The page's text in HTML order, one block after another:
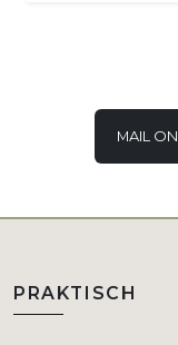
MAIL
PRAKTISCH